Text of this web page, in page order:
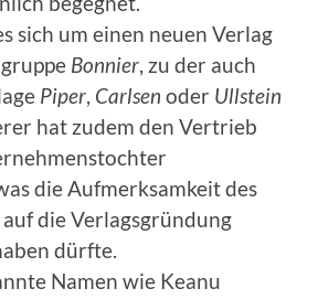
sich um einen neuen Verlag
Bonnier, zu der auch
Piper, Carlsen oder Ullstein
hat zudem den Vertrieb
die Aufmerksamkeit des
die Verlagsgründung
dürfte.
Namen wie Keanu